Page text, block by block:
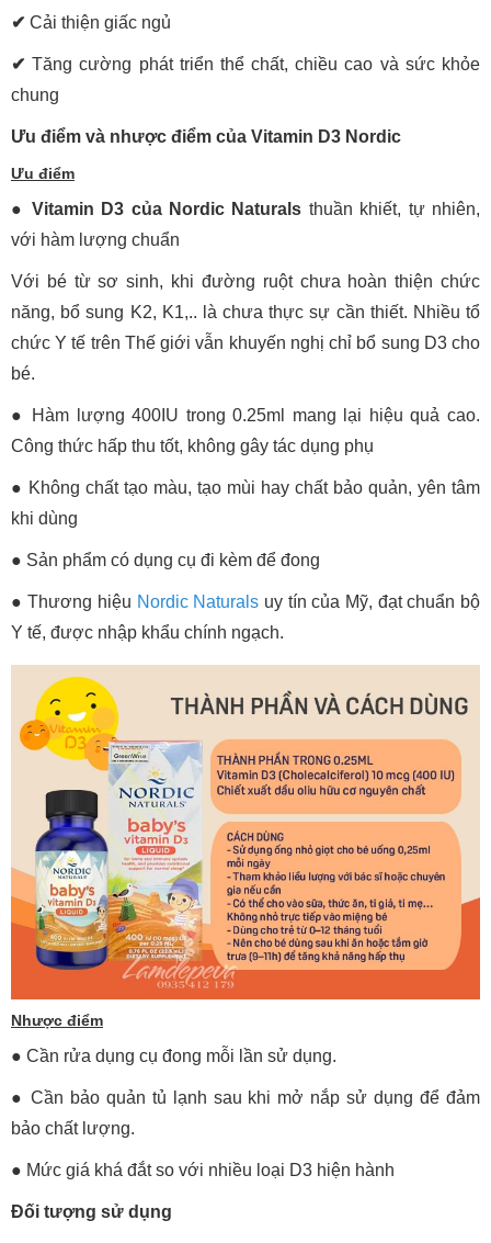
✔ Cải thiện giấc ngủ
✔Tăng cường phát triển thể chất, chiều cao và sức khỏe
chung
Ưu điểm và nhược điểm của Vitamin D3 Nordic
Ưu điểm
● Vitamin D3 của Nordic Naturals thuần khiết, tự nhiên,
với hàm lượng chuẩn
Với bé từ sơ sinh, khi đường ruột chưa hoàn thiện chức
năng, bổ sung K2, K1,.. là chưa thực sự cần thiết. Nhiều tổ
chức Y tế trên Thế giới vẫn khuyến nghị chỉ bổ sung D3 cho
bé.
●
Hàm lượng 400IU trong 0.25ml mang lại hiệu quả cao.
Công thức hấp thu tốt, không gây tác dụng phụ
● Không chất tạo màu, tạo mùi hay chất bảo quản, yên tâm
khi dùng
● Sản phẩm có dụng cụ đi kèm để đong
●Thương hiệu Nordic Naturals uy tín của Mỹ, đạt chuẩn bộ
Y tế, được nhập khẩu chính ngạch.
Nhược điểm
● Cần rửa dụng cụ đong mỗi lần sử dụng.
● Cần bảo quản tủ lạnh sau khi mở nắp sử dụng để đảm
bảo chất lượng.
● Mức giá khá đắt so với nhiều loại D3 hiện hành
Đối tượng sử dụng